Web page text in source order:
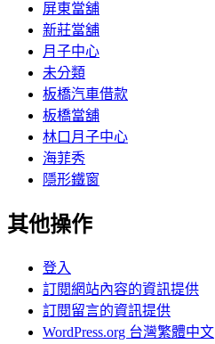
屏東當舖
新莊當舖
月子中心
未分類
板橋汽車借款
板橋當舖
林口月子中心
海菲秀
隱形鐵窗
其他操作
登入
訂閱網站內容的資訊提供
訂閱留言的資訊提供
WordPress.org 台灣繁體中文